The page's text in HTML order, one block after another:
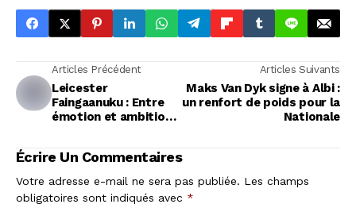
Articles Précédent
Leicester
Faingaanuku : Entre
émotion et ambition
Articles Suivants
Maks Van Dyk signe à Albi :
un renfort de poids pour la
Nationale
Écrire Un Commentaires
Votre adresse e-mail ne sera pas publiée. Les champs
obligatoires sont indiqués avec *